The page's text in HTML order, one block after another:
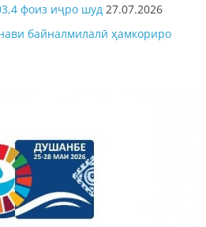
фоиз иҷро шуд 27.07.2026
байналмилалӣ ҳамкориро